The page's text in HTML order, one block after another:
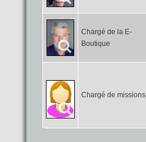
Chargé de la E-
Boutique
Chargé de missions